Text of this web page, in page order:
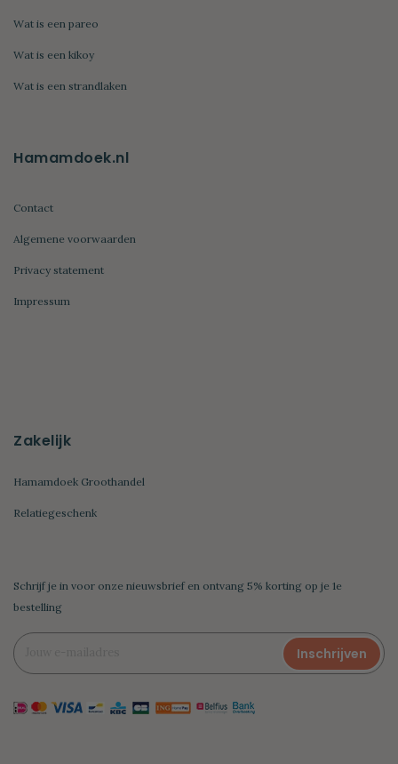
Wat is een pareo
Wat is een kikoy
Wat is een strandlaken
Hamamdoek.nl
Contact
Algemene voorwaarden
Privacy statement
Impressum
Zakelijk
Hamamdoek Groothandel
Relatiegeschenk
Schrijf je in voor onze nieuwsbrief en ontvang 5% korting op je 1e
bestelling
Inschrijven